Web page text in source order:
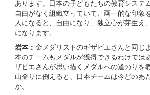
あります。日本の子どもたちの教育システ
自由がなく組織立っていて、画一的な印象
人になると、自由になり、独立心が芽生え
になります。
岩本： 金メダリストのギザビエさんと同じ
本のチームもメダルが獲得できるわけでは
ザビエさんが思い描くメダルへの道のりを
山登りに例えると、日本チームは今どのあ
か。